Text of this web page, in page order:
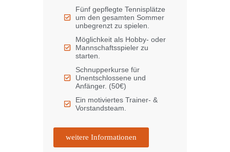
Fünf gepflegte Tennisplätze
um den gesamten Sommer
unbegrenzt zu spielen.
Möglichkeit als Hobby- oder
Mannschaftsspieler zu
starten.
Schnupperkurse für
Unentschlossene und
Anfänger. (50€)
Ein motiviertes Trainer- &
Vorstandsteam.
weitere Informationen